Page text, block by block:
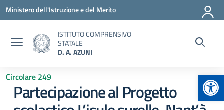
Vai ai contenuti
Vai al menu di navigazione
Vai al footer
Ministero dell'Istruzione e del Merito
ISTITUTO COMPRENSIVO
STATALE
D. A. AZUNI
Circolare 249
Partecipazione al Progetto